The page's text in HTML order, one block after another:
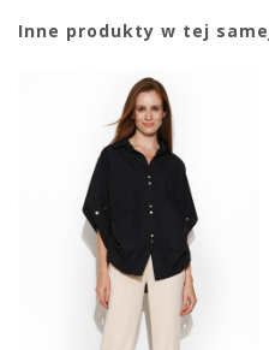
Inne produkty w tej